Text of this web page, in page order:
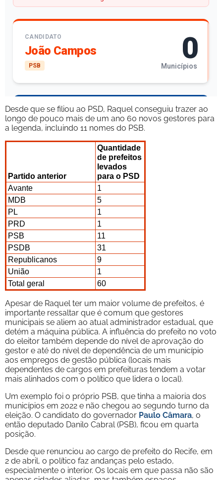
Desde que se filiou ao PSD, Raquel conseguiu trazer ao
longo de pouco mais de um ano 60 novos gestores para
a legenda, incluindo 11 nomes do PSB.
Partido anterior
Quantidade
de prefeitos
levados
para o PSD
Avante
1
MDB
5
PL
1
PRD
1
PSB
11
PSDB
31
Republicanos
9
União
1
Total geral
60
Apesar de Raquel ter um maior volume de prefeitos, é
importante ressaltar que é comum que gestores
municipais se aliem ao atual administrador estadual, que
detém a máquina pública. A influência do prefeito no voto
do eleitor também depende do nível de aprovação do
gestor e até do nível de dependência de um município
aos empregos de gestão pública (locais mais
dependentes de cargos em prefeituras tendem a votar
mais alinhados com o político que lidera o local).
Um exemplo foi o próprio PSB, que tinha a maioria dos
municípios em 2022 e não chegou ao segundo turno da
eleição. O candidato do governador Paulo Câmara, o
então deputado Danilo Cabral (PSB), ficou em quarta
posição.
Desde que renunciou ao cargo de prefeito do Recife, em
2 de abril, o político faz andanças pelo estado,
especialmente o interior. Os locais em que passa não são